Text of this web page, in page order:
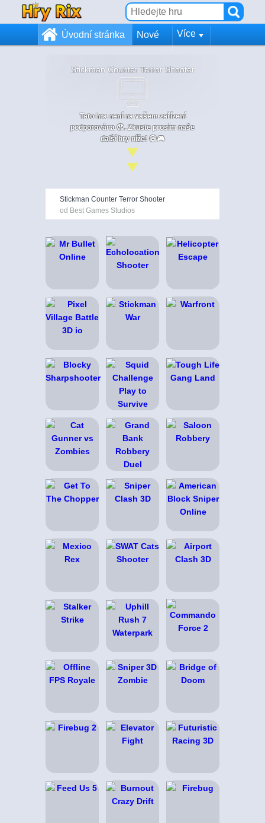
Úvodní stránka Nové Více
Stickman Counter Terror Shooter
Tato hra není na vašem zařízení
podporována 😞. Zkuste prosím naše
další hry níže! 😄🎮
Stickman Counter Terror Shooter
od Best Games Studios